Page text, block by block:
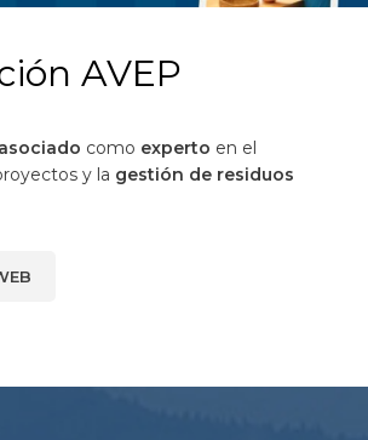
AVEP
como experto en el
y la gestión de residuos